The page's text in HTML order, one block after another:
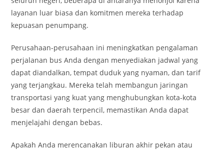
layanan luar biasa dan komitmen mereka terhadap
kepuasan penumpang.
Perusahaan-perusahaan ini meningkatkan pengalaman
perjalanan bus Anda dengan menyediakan jadwal yang
dapat diandalkan, tempat duduk yang nyaman, dan tarif
yang terjangkau. Mereka telah membangun jaringan
transportasi yang kuat yang menghubungkan kota-kota
besar dan daerah terpencil, memastikan Anda dapat
menjelajahi dengan bebas.
Apakah Anda merencanakan liburan akhir pekan atau